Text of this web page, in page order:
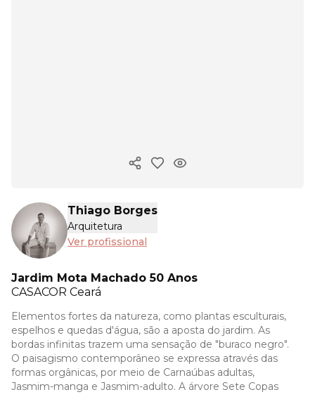
Copiar link
Thiago Borges
Arquitetura
Ver profissional
Jardim Mota Machado 50 Anos
CASACOR Ceará
Elementos fortes da natureza, como plantas esculturais,
espelhos e quedas d'água, são a aposta do jardim. As
bordas infinitas trazem uma sensação de "buraco negro".
O paisagismo contemporâneo se expressa através das
formas orgânicas, por meio de Carnaúbas adultas,
Jasmim-manga e Jasmim-adulto. A árvore Sete Copas